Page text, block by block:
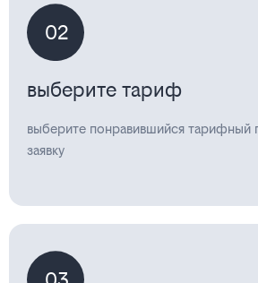
02
выберите тариф
выберите понравившийся тарифный
заявку